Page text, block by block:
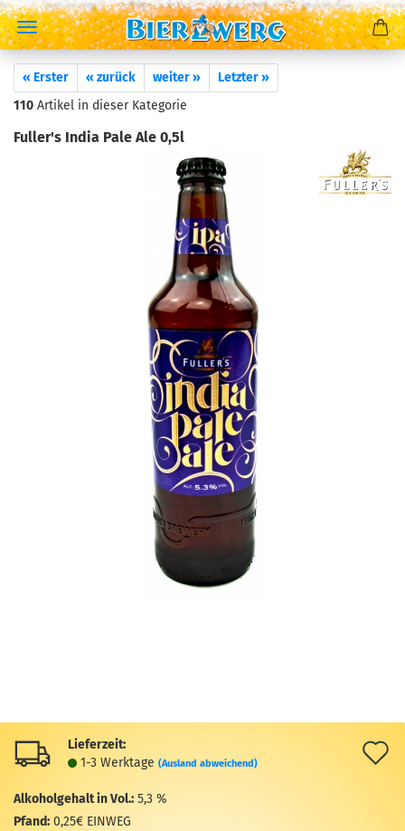
« Erster « zurück weiter »
Letzter »
110 Artikel in dieser Kategorie
Fuller's India Pale Ale 0,5l
Lieferzeit:
1-3 Werktage (Ausland abweichend)
Alkoholgehalt in Vol.: 5,3 %
Pfand: 0,25€ EINWEG